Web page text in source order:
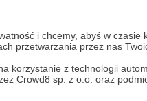
i chcemy, abyś w
przetwarzania przez nas
korzystanie z technologii
Crowd8 sp. z o.o. oraz